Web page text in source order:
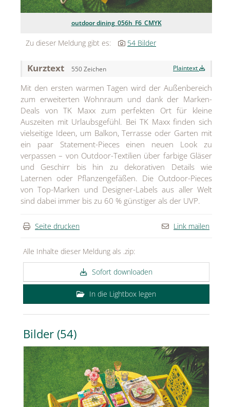
Lindt & Sprüngli
Rabanne
sh!ne by Dorotheum Juwelier
Sicheldorfer Heilwasser
TK Maxx
True Co.
VOSSEN
ÜBER
KONTAKT
outdoor dining_056h_F6_CMYK
Zu dieser Meldung gibt es: 54 Bilder
Kurztext 550 Zeichen Plaintext
Mit den ersten warmen Tagen wird der Außenbereich
zum erweiterten Wohnraum und dank der Marken-
Deals von TK Maxx zum perfekten Ort für kleine
Auszeiten mit Urlaubsgefühl. Bei TK Maxx finden sich
vielseitige Ideen, um Balkon, Terrasse oder Garten mit
ein paar Statement-Pieces einen neuen Look zu
verpassen – von Outdoor-Textilien über farbige Gläser
und Geschirr bis hin zu dekorativen Details wie
Laternen oder Pflanzengefäßen. Die Outdoor-Pieces
von Top-Marken und Designer-Labels aus aller Welt
sind dabei immer bis zu 60 % günstiger als der UVP.
Seite drucken Link mailen
Alle Inhalte dieser Meldung als .zip:
Sofort downloaden
In die Lightbox legen
Bilder (54)